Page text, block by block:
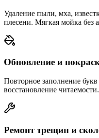
Удаление пыли, мха,
плесени. Мягкая мойка без
Обновление и
Повторное заполнение
восстановление читаемости.
Ремонт трещин и